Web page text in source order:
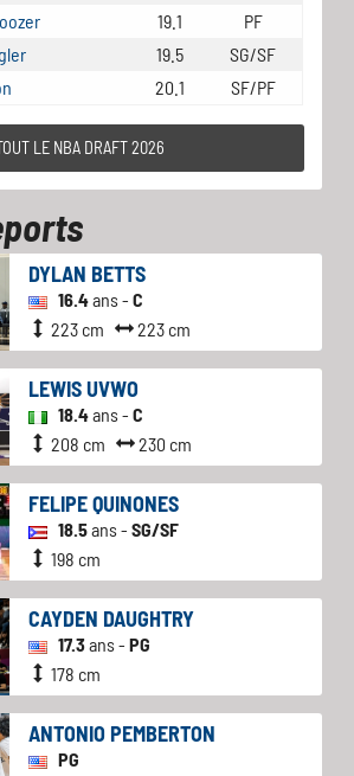
19.1
PF
19.5
SG/SF
20.1 SF/PF
LE NBA DRAFT 2026
DYLAN BETTS
16.4ans -C
223 cm
223 cm
LEWIS UVWO
18.4ans -C
208 cm
230 cm
FELIPE QUINONES
18.5ans -SG/SF
198 cm
CAYDEN DAUGHTRY
17.3ans -PG
178 cm
ANTONIO PEMBERTON
PG